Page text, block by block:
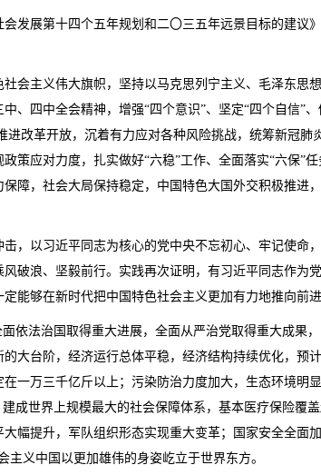
展第十四个五年规划和二〇三五年远景目标的建议
会主义伟大旗帜，坚持以马克思列宁主义、毛泽东思
四中全会精神，增强“四个意识”、坚定“四个自信”
改革开放，沉着有力应对各种风险挑战，统筹新冠肺
应对力度，扎实做好“六稳”工作、全面落实“六保”
障，社会大局保持稳定，中国特色大国外交积极推进
，以习近平同志为核心的党中央不忘初心、牢记使命
破浪、坚毅前行。实践再次证明，有习近平同志作为
能够在新时代把中国特色社会主义更加有力地推向前进
依法治国取得重大进展，全面从严治党取得重大成果
大台阶，经济运行总体平稳，经济结构持续优化，预
一万三千亿斤以上；污染防治力度加大，生态环境明
成世界上规模最大的社会保障体系，基本医疗保险覆
幅提升，军队组织形态实现重大变革；国家安全全面
义中国以更加雄伟的身姿屹立于世界东方。